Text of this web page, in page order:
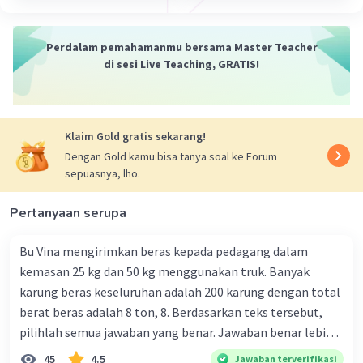
Perdalam pemahamanmu bersama Master Teacher
di sesi Live Teaching, GRATIS!
Klaim Gold gratis sekarang!
Dengan Gold kamu bisa tanya soal ke Forum
sepuasnya, lho.
Pertanyaan serupa
Bu Vina mengirimkan beras kepada pedagang dalam
kemasan 25 kg dan 50 kg menggunakan truk. Banyak
karung beras keseluruhan adalah 200 karung dengan total
berat beras adalah 8 ton, 8. Berdasarkan teks tersebut,
pilihlah semua jawaban yang benar. Jawaban benar lebih
dari satu. Banyak karung beras kemasan 25 kg adalah 50
45 4.5 Jawaban terverifikasi